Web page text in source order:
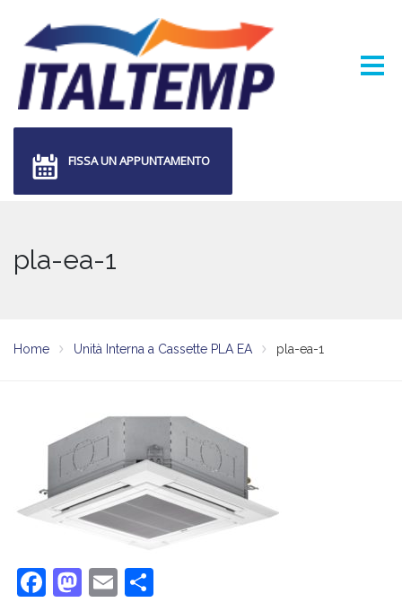
FISSA UN APPUNTAMENTO
pla-ea-1
Home Unità Interna a Cassette PLA EA pla-ea-1
F M E